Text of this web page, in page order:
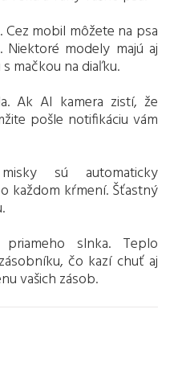
Cez mobil môžete na psa
modely majú aj
mačkou na diaľku.
Ak AI kamera zistí, že
pošle notifikáciu vám
sú automaticky
každom kŕmení. Šťastný
slnka. Teplo
čo kazí chuť aj
vašich zásob.